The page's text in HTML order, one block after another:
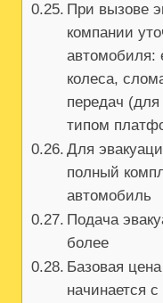
При вызове
компании
автомобиля:
колеса,
передач
типом
Для
полный
автомобиль
Подача
более
Базовая
начинается